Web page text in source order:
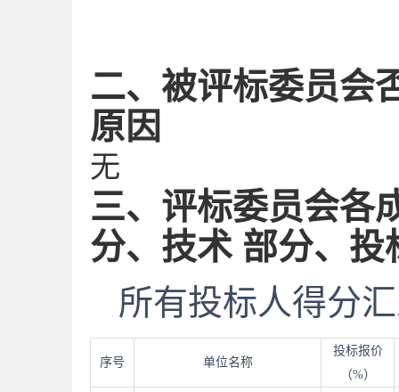
二、被评标委员会
原因
无
三、评标委员会各
分、技术 部分、
所有投标人得分
序号 单位名称
投标报价
（%）